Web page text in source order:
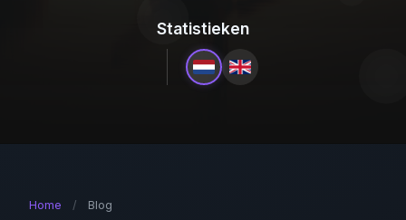
Statistieken
Home / Blog